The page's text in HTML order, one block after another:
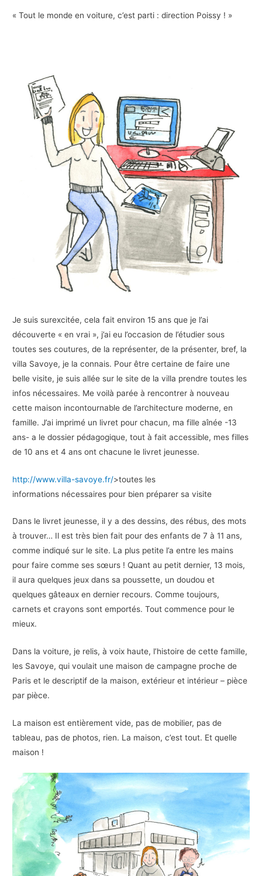
« Tout le monde en voiture, c’est parti : direction Poissy ! »
Je suis surexcitée, cela fait environ 15 ans que je l’ai
découverte « en vrai », j’ai eu l’occasion de l’étudier sous
toutes ses coutures, de la représenter, de la présenter, bref, la
villa Savoye, je la connais. Pour être certaine de faire une
belle visite, je suis allée sur le site de la villa prendre toutes les
infos nécessaires. Me voilà parée à rencontrer à nouveau
cette maison incontournable de l’architecture moderne, en
famille. J’ai imprimé un livret pour chacun, ma fille aînée -13
ans- a le dossier pédagogique, tout à fait accessible, mes filles
de 10 ans et 4 ans ont chacune le livret jeunesse.
http://www.villa-savoye.fr/>toutes les
informations nécessaires pour bien préparer sa visite
Dans le livret jeunesse, il y a des dessins, des rébus, des mots
à trouver… Il est très bien fait pour des enfants de 7 à 11 ans,
comme indiqué sur le site. La plus petite l’a entre les mains
pour faire comme ses sœurs ! Quant au petit dernier, 13 mois,
il aura quelques jeux dans sa poussette, un doudou et
quelques gâteaux en dernier recours. Comme toujours,
carnets et crayons sont emportés. Tout commence pour le
mieux.
Dans la voiture, je relis, à voix haute, l’histoire de cette famille,
les Savoye, qui voulait une maison de campagne proche de
Paris et le descriptif de la maison, extérieur et intérieur – pièce
par pièce.
La maison est entièrement vide, pas de mobilier, pas de
tableau, pas de photos, rien. La maison, c’est tout. Et quelle
maison !